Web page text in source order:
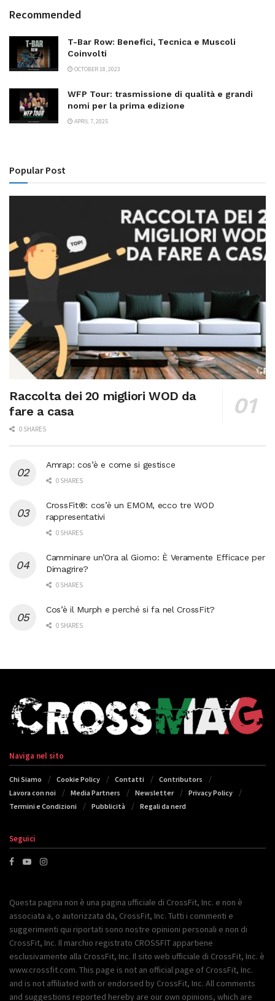
Recommended
T-Bar Row: Benefici, Tecnica e Muscoli
Coinvolti
OCTOBER 18, 2023
WFP Tour: trasmissione di qualità e grandi
nomi per la prima edizione
APRIL 7, 2025
Popular Post
Raccolta dei 20 migliori WOD da
fare a casa
0 SHARES
Amrap: cos’è e come si gestisce
0 SHARES
CrossFit®: cos’è un EMOM, ecco tre WOD
rappresentativi
0 SHARES
Camminare un’Ora al Giorno: È Veramente Efficace per
Dimagrire?
0 SHARES
Cos’è il Murph e perché si fa nel CrossFit?
0 SHARES
Naviga nel sito
Chi Siamo Cookie Policy Contatti
Contributors
Lavora con noi
Media Partners Newsletter
Privacy Policy
Termini e Condizioni
Pubblicità Regali da nerd
Seguici
Questa pagina non è una pagina ufficiale di CrossFit, Inc. e non è
associata a, o autorizzata da, CrossFit, Inc. Tutti i commenti e
suggerimenti qui riportati sono nostre opinioni personali e non di
CrossFit, Inc. Il marchio registrato CROSSFIT appartiene
esclusivamente alla CrossFit, Inc. Il sito web ufficiale di CrossFit, Inc. è
www.crossfit.com. This page is not an official page of CrossFit, Inc.
and is not affiliated with or endorsed by CrossFit, Inc. All comments
and suggestions reported hereby are our own opinions, which are